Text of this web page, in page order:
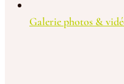
Galerie photos &